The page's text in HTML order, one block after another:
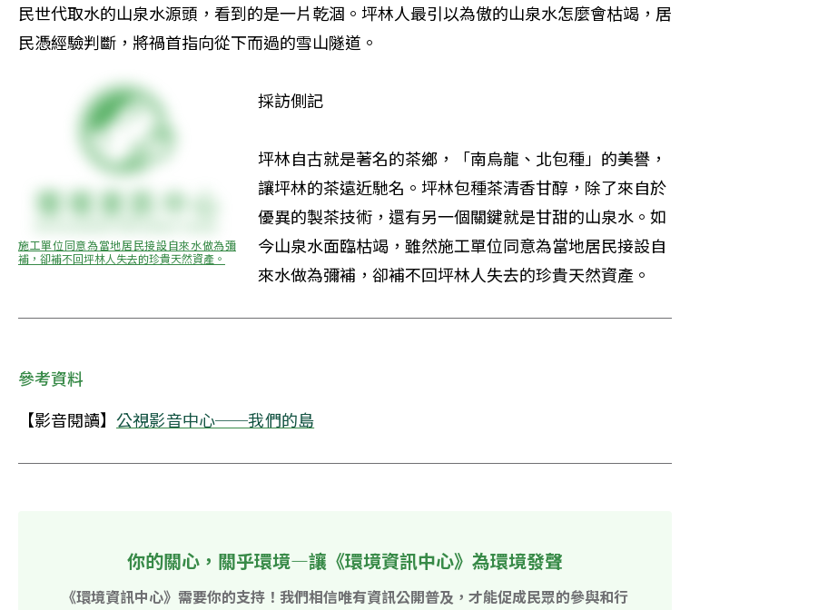
民世代取水的山泉水源頭，看到的是一片乾涸。坪林人最引以為傲的山泉水怎麼會枯竭，居
民憑經驗判斷，將禍首指向從下而過的雪山隧道。
施工單位同意為當地居民接設自來水做為彌
補，卻補不回坪林人失去的珍貴天然資產。
採訪側記
坪林自古就是著名的茶鄉，「南烏龍、北包種」的美譽，
讓坪林的茶遠近馳名。坪林包種茶清香甘醇，除了來自於
優異的製茶技術，還有另一個關鍵就是甘甜的山泉水。如
今山泉水面臨枯竭，雖然施工單位同意為當地居民接設自
來水做為彌補，卻補不回坪林人失去的珍貴天然資產。
參考資料
【影音閱讀】 公視影音中心──我們的島
你的關心，關乎環境—讓《環境資訊中心》為環境發聲
《環境資訊中心》需要你的支持！我們相信唯有資訊公開普及，才能促成民眾的參與和行